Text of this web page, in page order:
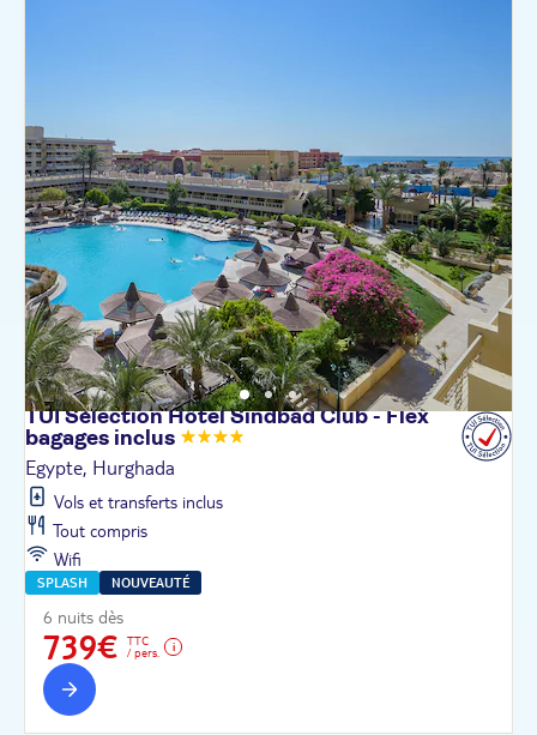
TUI Sélection Hôtel Sindbad Club - Flex
bagages inclus
Egypte, Hurghada
Vols et transferts inclus
Tout compris
Wifi
SPLASH NOUVEAUTÉ
6 nuits dès
739€
TTC
/ pers.